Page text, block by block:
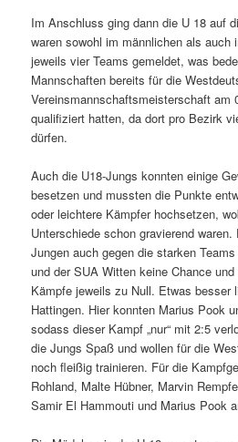
Im Anschluss ging dann die U 18 auf
waren sowohl im männlichen als auch
jeweils vier Teams gemeldet, was
Mannschaften bereits für die
Vereinsmannschaftsmeisterschaft am
qualifiziert hatten, da dort pro Bezirk
dürfen.
Auch die U18-Jungs konnten einige
besetzen und mussten die Punkte
oder leichtere Kämpfer hochsetzen,
Unterschiede schon gravierend
Jungen auch gegen die starken
und der SUA Witten keine Chance
Kämpfe jeweils zu Null. Etwas besser
Hattingen. Hier konnten Marius Pook
sodass dieser Kampf „nur“ mit 2:5
die Jungs Spaß und wollen für die
noch fleißig trainieren. Für die
Rohland, Malte Hübner, Marvin
Samir El Hammouti und Marius Pook